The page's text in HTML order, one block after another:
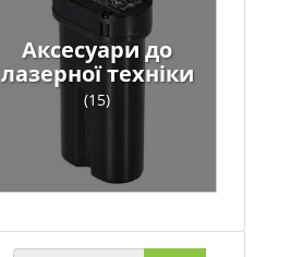
Аксесуари до
лазерної техніки
(15)